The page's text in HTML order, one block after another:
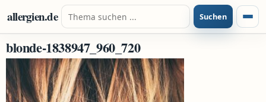
Zum Inhalt springen
allergien.de Suche nach: Suchen
blonde-1838947_960_720